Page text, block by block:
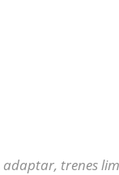
adaptar, trenes